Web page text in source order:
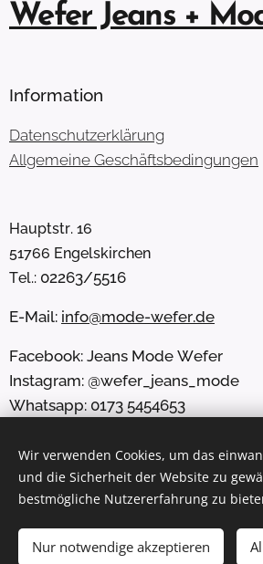
ZUM WARENKORB
Wefer Jeans +
Information
Datenschutzerklärung
Allgemeine Geschäftsbedingungen
Hauptstr. 16
51766 Engelskirchen
Tel.: 02263/5516
E-Mail: info@mode-wefer.de
Facebook: Jeans Mode Wefer
Instagram: @wefer_jeans_mode
Whatsapp: 0173 5454653
Cookies
Wir verwenden Cookies, um das
und die Sicherheit der Website zu
bestmögliche Nutzererfahrung zu
Nur notwendige akzeptieren